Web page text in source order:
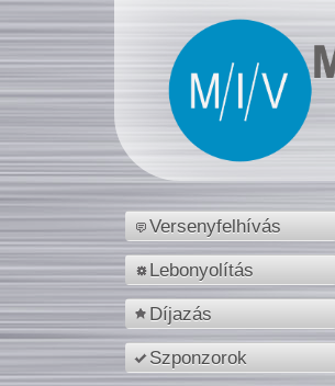
Versenyfelhívás
Lebonyolítás
Díjazás
Szponzorok